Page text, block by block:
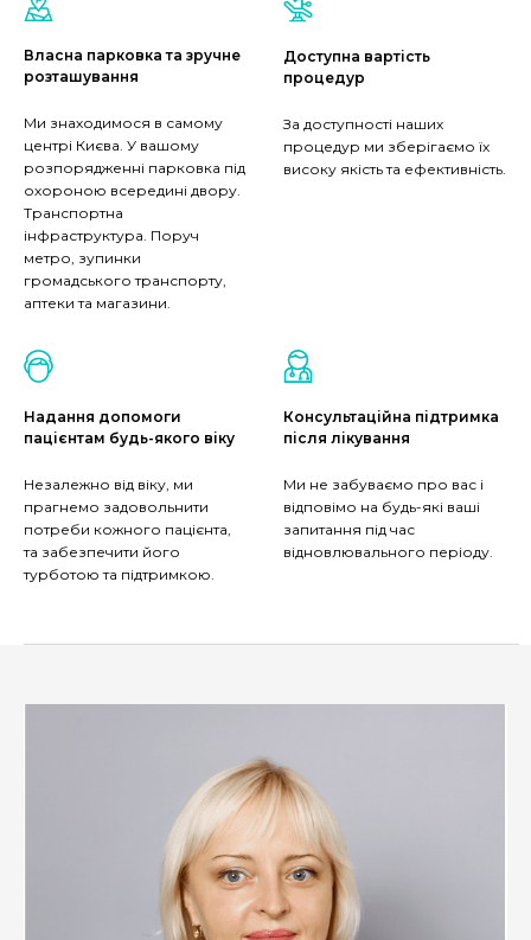
Власна парковка та зручне
розташування
Ми знаходимося в самому
центрі Києва. У вашому
розпорядженні парковка під
охороною всередині двору.
Транспортна
інфраструктура. Поруч
метро, зупинки
громадського транспорту,
аптеки та магазини.
Доступна вартість
процедур
За доступності наших
процедур ми зберігаємо їх
високу якість та ефективність.
Надання допомоги
пацієнтам будь-якого віку
Незалежно від віку, ми
прагнемо задовольнити
потреби кожного пацієнта,
та забезпечити його
турботою та підтримкою.
Консультаційна підтримка
після лікування
Ми не забуваємо про вас і
відповімо на будь-які ваші
запитання під час
відновлювального періоду.